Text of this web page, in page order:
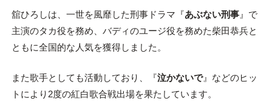
舘ひろしは、一世を風靡した刑事ドラマ『あぶない刑事』で
主演のタカ役を務め、バディのユージ役を務めた柴田恭兵と
ともに全国的な人気を獲得しました。
また歌手としても活動しており、『泣かないで』などのヒッ
トにより2度の紅白歌合戦出場を果たしています。